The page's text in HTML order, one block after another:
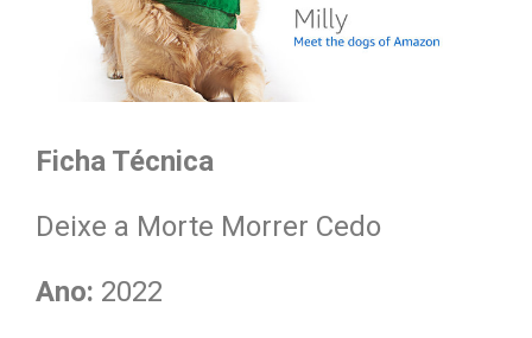
Ficha Técnica
Deixe a Morte Morrer Cedo
Ano: 2022